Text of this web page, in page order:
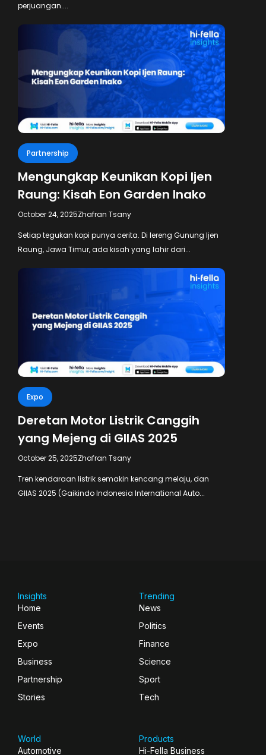
perjuangan....
Partnership
Mengungkap Keunikan Kopi Ijen
Raung: Kisah Eon Garden Inako
October 24, 2025Zhafran Tsany
Setiap tegukan kopi punya cerita. Di lereng Gunung Ijen
Raung, Jawa Timur, ada kisah yang lahir dari...
Expo
Deretan Motor Listrik Canggih
yang Mejeng di GIIAS 2025
October 25, 2025Zhafran Tsany
Tren kendaraan listrik semakin kencang melaju, dan
GIIAS 2025 (Gaikindo Indonesia International Auto...
Insights
Home
Events
Expo
Business
Partnership
Stories
Trending
News
Politics
Finance
Science
Sport
Tech
World
Automotive
Products
Hi-Fella Business